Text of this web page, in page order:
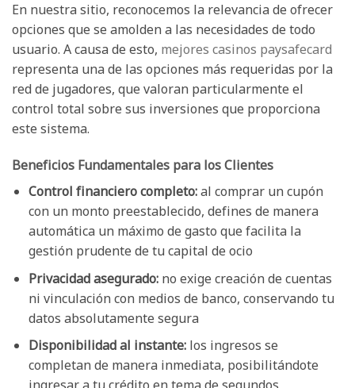
En nuestra sitio, reconocemos la relevancia de ofrecer
opciones que se amolden a las necesidades de todo
usuario. A causa de esto, mejores casinos paysafecard
representa una de las opciones más requeridas por la
red de jugadores, que valoran particularmente el
control total sobre sus inversiones que proporciona
este sistema.
Beneficios Fundamentales para los Clientes
Control financiero completo:al comprar un cupón
con un monto preestablecido, defines de manera
automática un máximo de gasto que facilita la
gestión prudente de tu capital de ocio
Privacidad asegurado:no exige creación de cuentas
ni vinculación con medios de banco, conservando tu
datos absolutamente segura
Disponibilidad al instante:los ingresos se
completan de manera inmediata, posibilitándote